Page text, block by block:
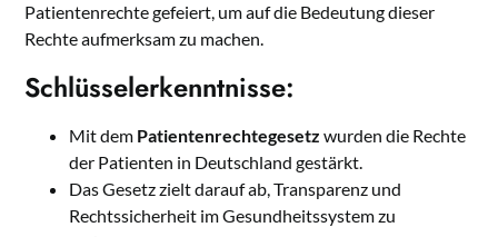
Patientenrechte gefeiert, um auf die Bedeutung dieser
Rechte aufmerksam zu machen.
Schlüsselerkenntnisse:
Mit dem Patientenrechtegesetz wurden die Rechte
der Patienten in Deutschland gestärkt.
Das Gesetz zielt darauf ab, Transparenz und
Rechtssicherheit im Gesundheitssystem zu